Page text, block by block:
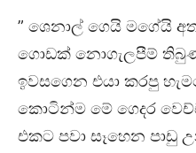
” ශෙනාල් ගෙයි මගේයි
ගොඩක් නොගැලපීම්
ඉවසගෙන එයා කරපු
කොටින්ම මේ ගෙදර
එකට පවා සෑහෙන පාඩු